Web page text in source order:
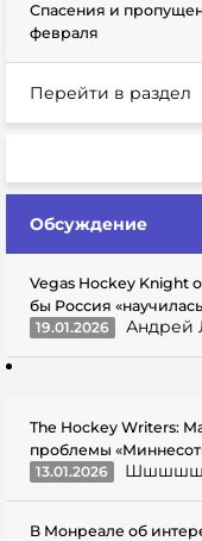
Спасения и
февраля
Перейти в раздел
Обсуждение
Vegas Hockey Knight
бы Россия
19.01.2026
Андрей
The Hockey Writers:
проблемы
13.01.2026
В Монреале об